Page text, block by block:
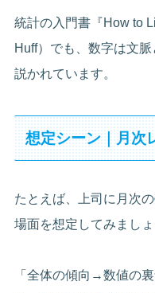
統計の入門書『How to
Huff）でも、数字は文
説かれています。
想定シーン｜月次
たとえば、上司に月次
場面を想定してみましょ
「全体の傾向→数値の